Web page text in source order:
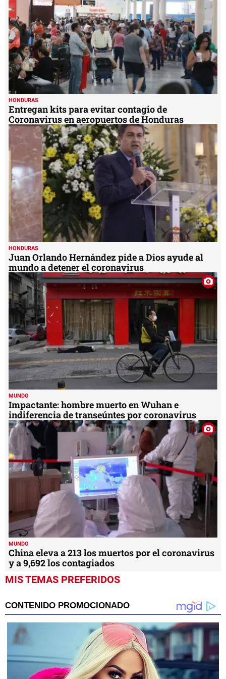
HONDURAS
Entregan kits para evitar contagio de
Coronavirus en aeropuertos de Honduras
HONDURAS
Juan Orlando Hernández pide a Dios ayude al
mundo a detener el coronavirus
MUNDO
Impactante: hombre muerto en Wuhan e
indiferencia de transeúntes por coronavirus
MUNDO
China eleva a 213 los muertos por el coronavirus
y a 9,692 los contagiados
MIS TEMAS PREFERIDOS